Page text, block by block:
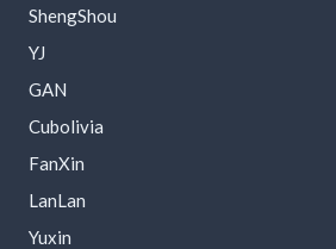
ShengShou
YJ
GAN
Cubolivia
FanXin
LanLan
Yuxin